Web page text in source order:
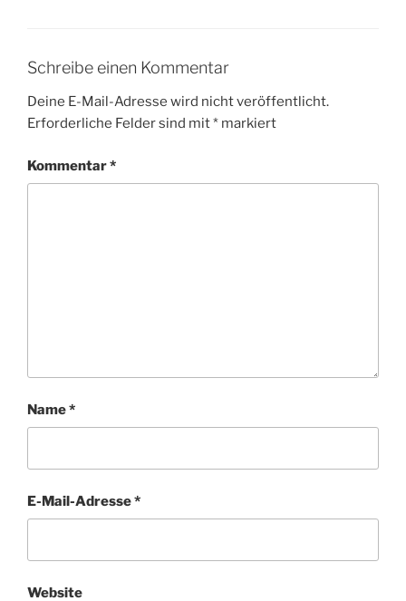
Schreibe einen Kommentar
Deine E-Mail-Adresse wird nicht veröffentlicht.
Erforderliche Felder sind mit* markiert
Kommentar*
Name*
E-Mail-Adresse*
Website